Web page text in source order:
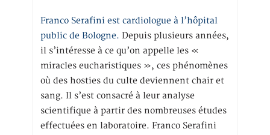
Franco Serafini est cardiologue à l’hôpital
public de Bologne. Depuis plusieurs années,
il s’intéresse à ce qu’on appelle les «
miracles eucharistiques », ces phénomènes
où des hosties du culte deviennent chair et
sang. Il s’est consacré à leur analyse
scientifique à partir des nombreuses études
effectuées en laboratoire. Franco Serafini